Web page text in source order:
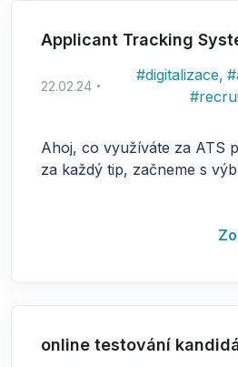
Applicant Tracking
22.02.24
#digitalizace, #
#
Ahoj, co využíváte za ATS
za každý tip, začneme s
online testování